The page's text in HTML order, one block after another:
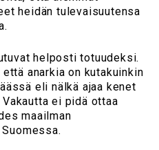
heidän tulevaisuutensa
helposti totuudeksi.
anarkia on kutakuinkin
eli nälkä ajaa kenet
ei pidä ottaa
maailman